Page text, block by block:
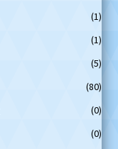
(1)
(1)
(5)
(80)
(0)
(0)